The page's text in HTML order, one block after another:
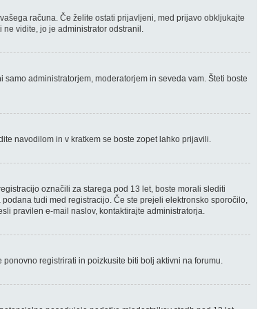
računa. Če želite ostati prijavljeni, med prijavo obkljukajte
vidite, jo je administrator odstranil.
samo administratorjem, moderatorjem in seveda vam. Šteti boste
navodilom in v kratkem se boste zopet lahko prijavili.
označili za starega pod 13 let, boste morali slediti
tudi med registracijo. Če ste prejeli elektronsko sporočilo,
pravilen e-mail naslov, kontaktirajte administratorja.
registrirati in poizkusite biti bolj aktivni na forumu.